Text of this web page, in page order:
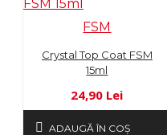
FSM
Crystal Top Coat FSM
15ml
24,90 Lei
ADAUGĂ ÎN COŞ